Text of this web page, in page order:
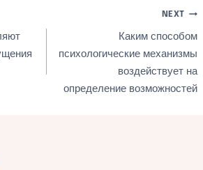
NEXT
Каким способом
психологические механизмы
воздействует на
определение возможностей